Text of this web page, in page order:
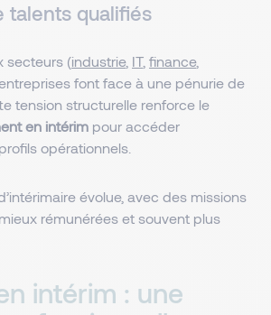
talents qualifiés
secteurs (industrie, IT, finance,
font face à une pénurie de
tension structurelle renforce le
en intérim pour accéder
opérationnels.
évolue, avec des missions
rémunérées et souvent plus
intérim : une